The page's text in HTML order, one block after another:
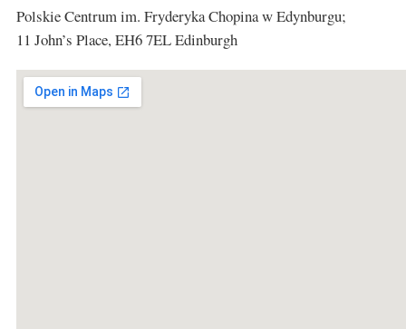
Polskie Centrum im. Fryderyka Chopina w Edynburgu;
11 John’s Place, EH6 7EL Edinburgh